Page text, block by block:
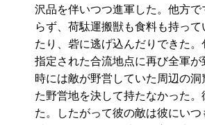
沢品を伴いつつ進軍した。他方
らず、荷駄運搬獣も食料も持っ
たり、砦に逃げ込んだりできた
指定された合流地点に再び全軍
時には敵が野営していた周辺の
た野営地を決して持たなかった
た。したがって彼の敵は彼にい